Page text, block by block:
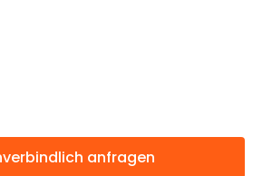
anfragen